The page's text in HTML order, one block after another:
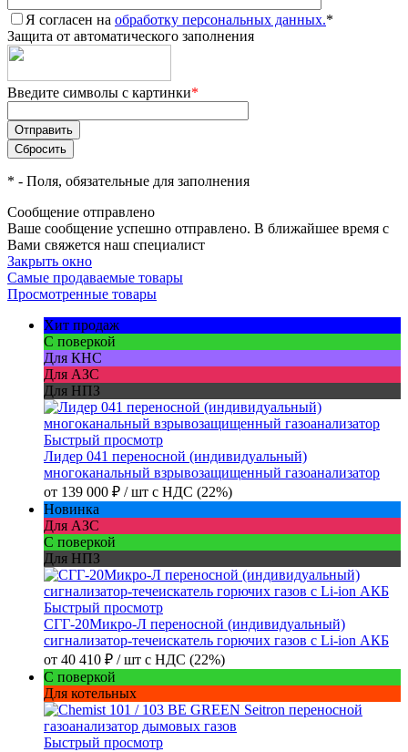
Я согласен на обработку персональных данных.*
Защита от автоматического заполнения
Введите символы с картинки*
* - Поля, обязательные для заполнения
Сообщение отправлено
Ваше сообщение успешно отправлено. В ближайшее время с
Вами свяжется наш специалист
Закрыть окно
Самые продаваемые товары
Просмотренные товары
Хит продаж
С поверкой
Для КНС
Для АЗС
Для НПЗ
Быстрый просмотр
Лидер 041 переносной (индивидуальный)
многоканальный взрывозащищенный газоанализатор
от 139 000 ₽ / шт с НДС (22%)
Новинка
Для АЗС
С поверкой
Для НПЗ
Быстрый просмотр
СГГ-20Микро-Л переносной (индивидуальный)
сигнализатор-течеискатель горючих газов с Li-ion АКБ
от 40 410 ₽ / шт с НДС (22%)
С поверкой
Для котельных
Быстрый просмотр